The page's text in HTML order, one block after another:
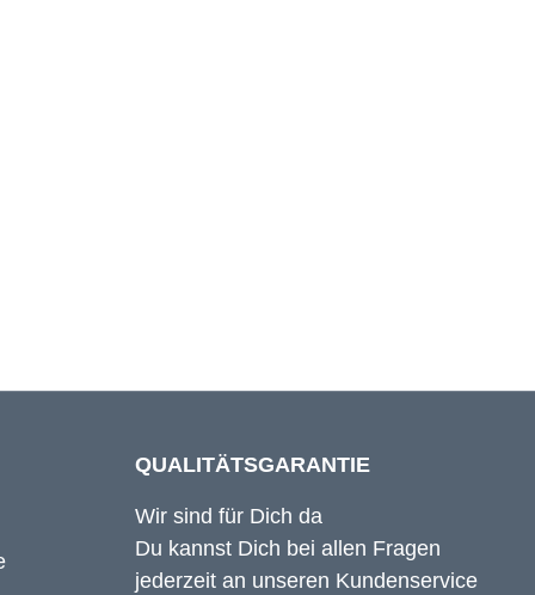
QUALITÄTSGARANTIE
Wir sind für Dich da
Du kannst Dich bei allen Fragen
jederzeit an unseren Kundenservice